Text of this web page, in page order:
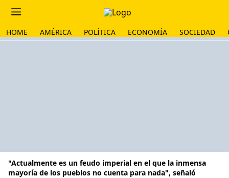
HOME AMÉRICA POLÍTICA ECONOMÍA SOCIEDAD
"Actualmente es un feudo imperial en el que la inmensa
mayoría de los pueblos no cuenta para nada", señaló